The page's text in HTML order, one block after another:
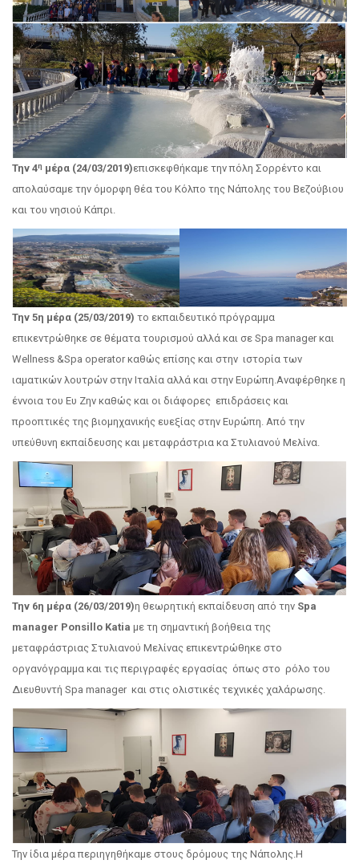
Την 4η μέρα (24/03/2019)επισκεφθήκαμε την πόλη Σορρέντο και
απολαύσαμε την όμορφη θέα του Κόλπο της Νάπολης του Βεζούβιου
και του νησιού Κάπρι.
Την 5η μέρα (25/03/2019) το εκπαιδευτικό πρόγραμμα
επικεντρώθηκε σε θέματα τουρισμού αλλά και σε Spa manager και
Wellness &Spa operator καθώς επίσης και στην ιστορία των
ιαματικών λουτρών στην Ιταλία αλλά και στην Ευρώπη.Αναφέρθηκε η
έννοια του Ευ Ζην καθώς και οι διάφορες επιδράσεις και
προοπτικές της βιομηχανικής ευεξίας στην Ευρώπη. Από την
υπεύθυνη εκπαίδευσης και μεταφράστρια κα Στυλιανού Μελίνα.
Την 6η μέρα (26/03/2019)η θεωρητική εκπαίδευση από την Spa
manager Ponsillo Katia με τη σημαντική βοήθεια της
μεταφράστριας Στυλιανού Μελίνας επικεντρώθηκε στο
οργανόγραμμα και τις περιγραφές εργασίας όπως στο ρόλο του
Διευθυντή Spa manager και στις ολιστικές τεχνικές χαλάρωσης.
Την ίδια μέρα περιηγηθήκαμε στους δρόμους της Νάπολης.Η